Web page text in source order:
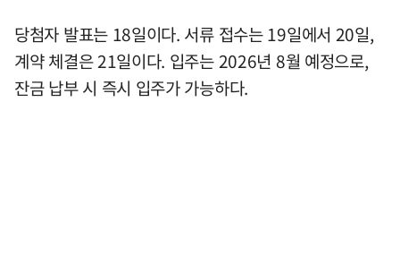
당첨자 발표는 18일이다. 서류 접수는 19일에서 20일,
계약 체결은 21일이다. 입주는 2026년 8월 예정으로,
잔금 납부 시 즉시 입주가 가능하다.